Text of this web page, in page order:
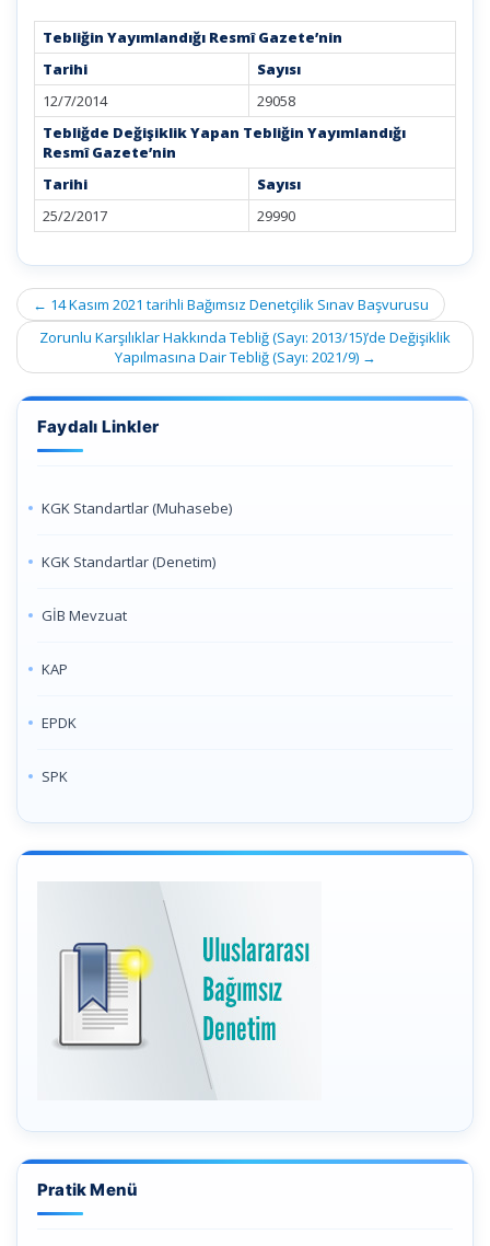
Tebliğin Yayımlandığı Resmî Gazete’nin
Tarihi
Sayısı
12/7/2014
29058
Tebliğde Değişiklik Yapan Tebliğin Yayımlandığı
Resmî Gazete’nin
Tarihi
Sayısı
25/2/2017
29990
Post
navigation
← 14 Kasım 2021 tarihli Bağımsız Denetçilik Sınav Başvurusu
Zorunlu Karşılıklar Hakkında Tebliğ (Sayı: 2013/15)’de Değişiklik
Yapılmasına Dair Tebliğ (Sayı: 2021/9) →
Faydalı Linkler
KGK Standartlar (Muhasebe)
KGK Standartlar (Denetim)
GİB Mevzuat
KAP
EPDK
SPK
Pratik Menü